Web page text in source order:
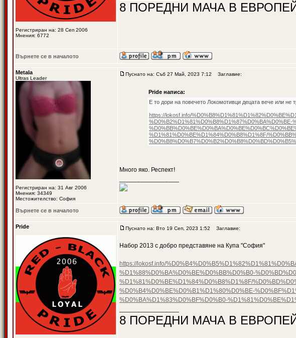
Регистриран на: 28 Сеп 2006
Мнения: 6772
8 ПОРЕДНИ МАЧА В
Върнете се в началото
Metala
Ultras Leader
Регистриран на: 31 Авг 2006
Мнения: 34349
Местожителство: София
Пуснато на: Съб 27 Май, 2023 7:12 Заглавие:
Pride написа:
Е то дори на повечето Локомотивци децата вече или не
https://lokosf.info/
%D1%81%D0%BE%D1%84%D0%B8%D1%8F/
Много яко. Респект!
Върнете се в началото
Pride Пуснато на: Вто 19 Сеп, 2023 1:52 Заглавие:
Набор 2013 с добро представяне на Купа "София"
https://lokosf.info/
%D1%88%D0%BA%D0%BE%D0%BB%D0%B0-
%D1%81%D0%BE%D1%84%D0%B8%D1%8F/
%D0%B4%D0%BE%D0%B1%D1%80%D0%BE-
%D0%BA%D1%83%D0%BF%D0%B0-
8 ПОРЕДНИ МАЧА В